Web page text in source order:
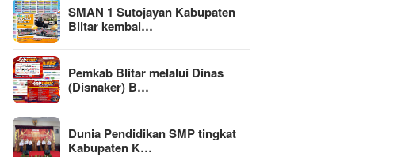
SMAN 1 Sutojayan Kabupaten
Blitar kembal…
Pemkab Blitar melalui Dinas
(Disnaker) B…
Dunia Pendidikan SMP tingkat
Kabupaten K…